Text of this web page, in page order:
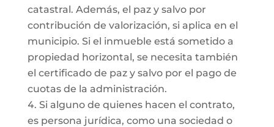
catastral. Además, el paz y salvo por
contribución de valorización, si aplica en el
municipio. Si el inmueble está sometido a
propiedad horizontal, se necesita también
el certificado de paz y salvo por el pago de
cuotas de la administración.
Si alguno de quienes hacen el contrato,
es persona jurídica, como una sociedad o